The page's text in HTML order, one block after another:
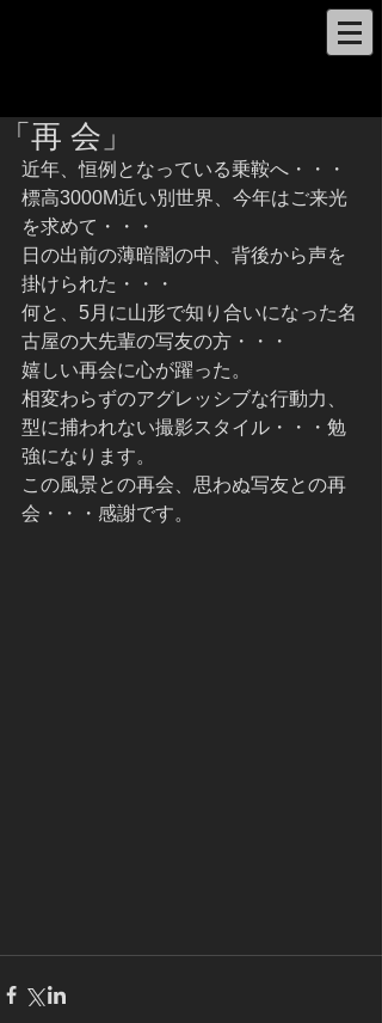
「再 会」
近年、恒例となっている乗鞍へ・・・
標高3000M近い別世界、今年はご来光
を求めて・・・
日の出前の薄暗闇の中、背後から声を
掛けられた・・・
何と、5月に山形で知り合いになった名
古屋の大先輩の写友の方・・・
嬉しい再会に心が躍った。
相変わらずのアグレッシブな行動力、
型に捕われない撮影スタイル・・・勉
強になります。
この風景との再会、思わぬ写友との再
会・・・感謝です。